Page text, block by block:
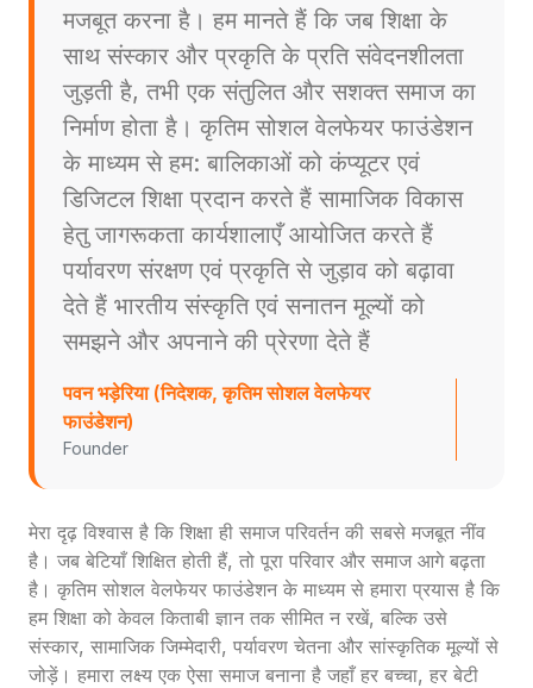
मजबूत करना है। हम मानते हैं कि जब शिक्षा के
साथ संस्कार और प्रकृति के प्रति संवेदनशीलता
जुड़ती है, तभी एक संतुलित और सशक्त समाज का
निर्माण होता है। कृतिम सोशल वेलफेयर फाउंडेशन
के माध्यम से हम: बालिकाओं को कंप्यूटर एवं
डिजिटल शिक्षा प्रदान करते हैं सामाजिक विकास
हेतु जागरूकता कार्यशालाएँ आयोजित करते हैं
पर्यावरण संरक्षण एवं प्रकृति से जुड़ाव को बढ़ावा
देते हैं भारतीय संस्कृति एवं सनातन मूल्यों को
समझने और अपनाने की प्रेरणा देते हैं
पवन भड़ेरिया (निदेशक, कृतिम सोशल वेलफेयर
फाउंडेशन)
Founder
मेरा दृढ़ विश्वास है कि शिक्षा ही समाज परिवर्तन की सबसे मजबूत नींव
है। जब बेटियाँ शिक्षित होती हैं, तो पूरा परिवार और समाज आगे बढ़ता
है। कृतिम सोशल वेलफेयर फाउंडेशन के माध्यम से हमारा प्रयास है कि
हम शिक्षा को केवल किताबी ज्ञान तक सीमित न रखें, बल्कि उसे
संस्कार, सामाजिक जिम्मेदारी, पर्यावरण चेतना और सांस्कृतिक मूल्यों से
जोड़ें। हमारा लक्ष्य एक ऐसा समाज बनाना है जहाँ हर बच्चा, हर बेटी